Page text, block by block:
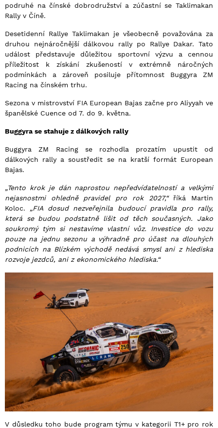
podruhé na čínské dobrodružství a zúčastní se Taklimakan
Rally v Číně.
Desetidenní Rallye Taklimakan je všeobecně považována za
druhou nejnáročnější dálkovou rally po Rallye Dakar. Tato
událost představuje důležitou sportovní výzvu a cennou
příležitost k získání zkušeností v extrémně náročných
podmínkách a zároveň posiluje přítomnost Buggyra ZM
Racing na čínském trhu.
Sezona v mistrovství FIA European Bajas začne pro Aliyyah ve
španělské Cuence od 7. do 9. května.
Buggyra se stahuje z dálkových rally
Buggyra ZM Racing se rozhodla prozatím upustit od
dálkových rally a soustředit se na kratší formát European
Bajas.
„Tento krok je dán naprostou nepředvídatelností a velkými
nejasnostmi ohledně pravidel pro rok 2027,“říká Martin
Koloc. „FIA dosud nezveřejnila budoucí pravidla pro rally,
která se budou podstatně lišit od těch současných. Jako
soukromý tým si nestavíme vlastní vůz. Investice do vozu
pouze na jednu sezonu a výhradně pro účast na dlouhých
podnicích na Blízkém východě nedává smysl ani z hlediska
rozvoje jezdců, ani z ekonomického hlediska.“
V důsledku toho bude program týmu v kategorii T1+ pro rok